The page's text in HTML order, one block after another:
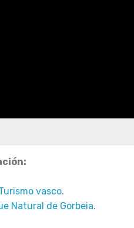
vasco.
Natural de Gorbeia.